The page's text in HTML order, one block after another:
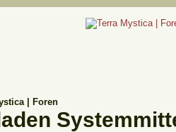
| Foren